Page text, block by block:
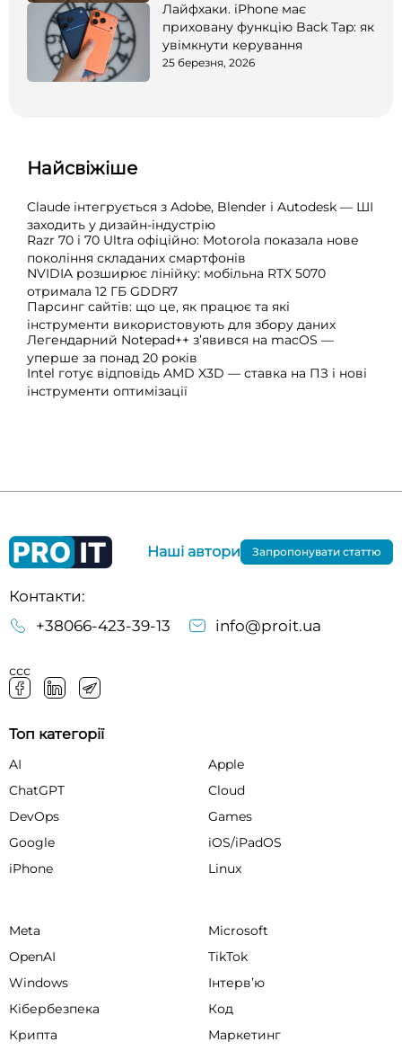
Лайфхаки. iPhone має
приховану функцію Back Tap: як
увімкнути керування
25 березня, 2026
Найсвіжіше
Claude інтегрується з Adobe, Blender і Autodesk — ШІ
заходить у дизайн-індустрію
Razr 70 і 70 Ultra офіційно: Motorola показала нове
покоління складаних смартфонів
NVIDIA розширює лінійку: мобільна RTX 5070
отримала 12 ГБ GDDR7
Парсинг сайтів: що це, як працює та які
інструменти використовують для збору даних
Легендарний Notepad++ з’явився на macOS —
уперше за понад 20 років
Intel готує відповідь AMD X3D — ставка на ПЗ і нові
інструменти оптимізації
Контакти:
+38066-423-39-13
info@proit.ua
ссс
Наші автори Запропонувати статтю
Топ категорії
AI
Apple
ChatGPT
Cloud
DevOps
Games
Google
iOS/iPadOS
iPhone
Linux
Meta
Microsoft
OpenAI
TikTok
Windows
Інтервʼю
Кібербезпека
Код
Крипта
Маркетинг